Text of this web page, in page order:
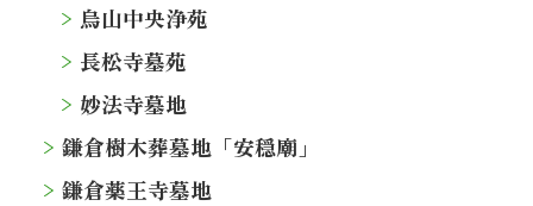
烏山中央浄苑
長松寺墓苑
妙法寺墓地
鎌倉樹木葬墓地「安穏廟」
鎌倉薬王寺墓地